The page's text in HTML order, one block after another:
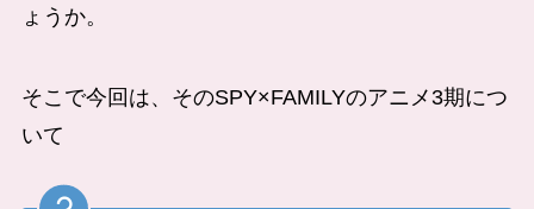
ょうか。
そこで今回は、そのSPY×FAMILYのアニメ3期につ
いて